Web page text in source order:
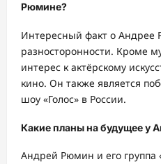
Рюмине?
Интересный факт о Андрее
разносторонности. Кроме
интерес к актёрскому
кино. Он также является
шоу «Голос» в России.
Какие планы на будущее у
Андрей Рюмин и его группа